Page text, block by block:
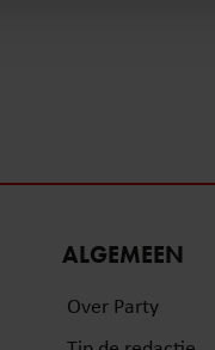
ALGEMEEN
Over Party